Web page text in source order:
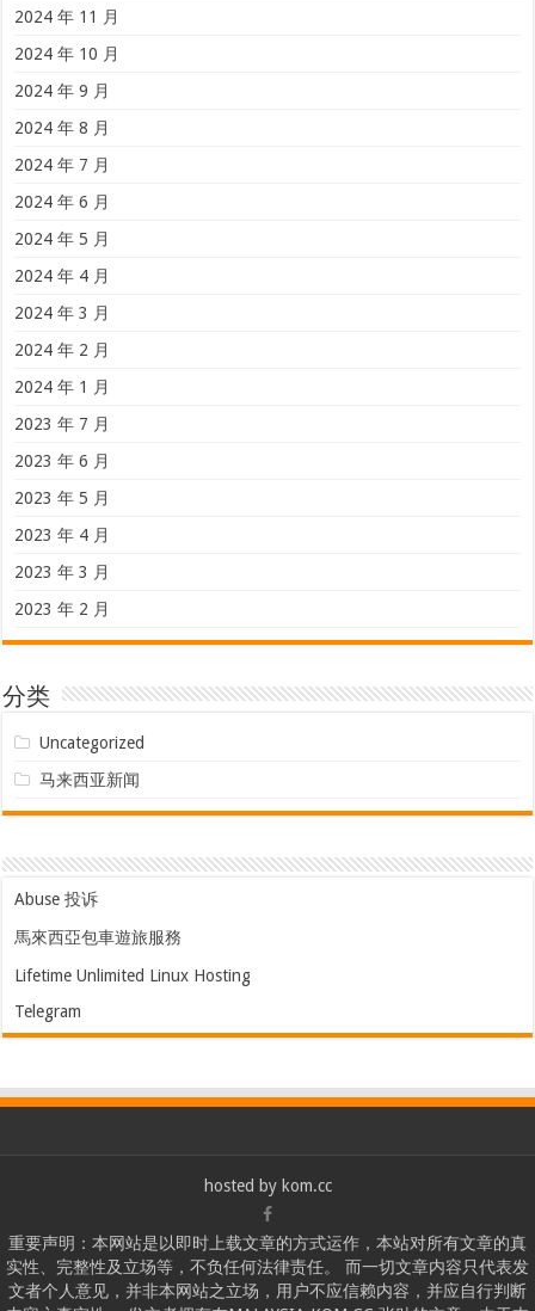
2024 年 11 月
2024 年 10 月
2024 年 9 月
2024 年 8 月
2024 年 7 月
2024 年 6 月
2024 年 5 月
2024 年 4 月
2024 年 3 月
2024 年 2 月
2024 年 1 月
2023 年 7 月
2023 年 6 月
2023 年 5 月
2023 年 4 月
2023 年 3 月
2023 年 2 月
分类
Uncategorized
马来西亚新闻
Abuse 投诉
馬來西亞包車遊旅服務
Lifetime Unlimited Linux Hosting
Telegram
hosted by kom.cc
重要声明：本网站是以即时上载文章的方式运作，本站对所有文章的真
实性、完整性及立场等，不负任何法律责任。 而一切文章内容只代表发
文者个人意见，并非本网站之立场，用户不应信赖内容，并应自行判断